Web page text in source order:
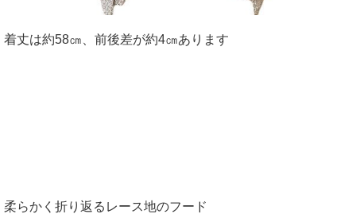
着丈は約58㎝、前後差が約4㎝あります
柔らかく折り返るレース地のフード